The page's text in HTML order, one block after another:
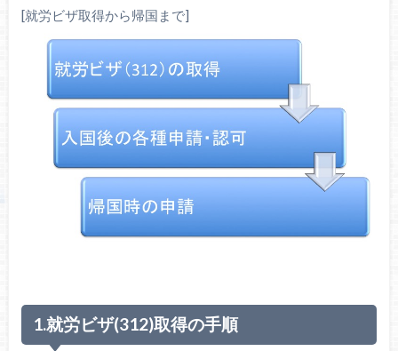
[就労ビザ取得から帰国まで]
1.就労ビザ(312)取得の手順